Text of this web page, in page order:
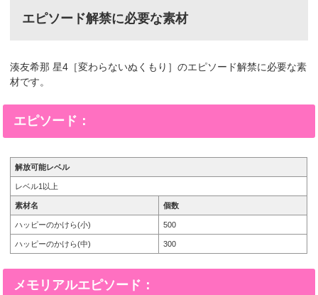
エピソード解禁に必要な素材
湊友希那 星4［変わらないぬくもり］のエピソード解禁に必要な素
材です。
エピソード：
解放可能レベル
レベル1以上
素材名 個数
ハッピーのかけら(小) 500
ハッピーのかけら(中) 300
メモリアルエピソード：